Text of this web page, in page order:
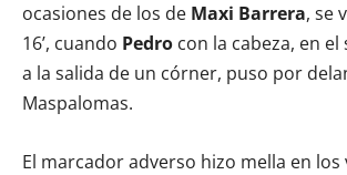
ocasiones de los de Maxi Barrera, se
16’, cuando Pedro con la cabeza, en
a la salida de un córner, puso por
Maspalomas.
El marcador adverso hizo mella en los